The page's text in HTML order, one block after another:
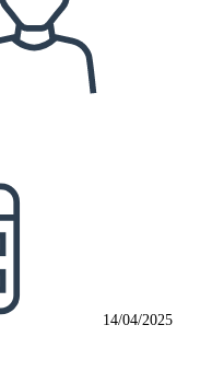
14/04/2025